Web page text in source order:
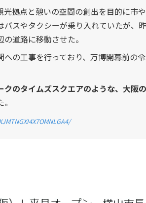
拠点と憩いの空間の創出を目的に市
スやタクシーが乗り入れていたが、
道路に移動させた。
の工事を行っており、万博開幕前の
のタイムズスクエアのような、大阪